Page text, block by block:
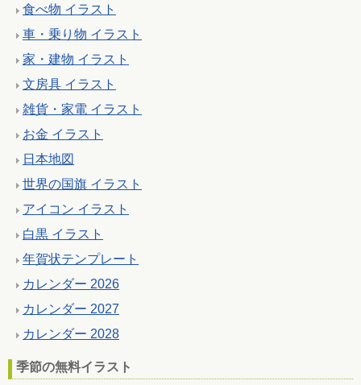
食べ物 イラスト
車・乗り物 イラスト
家・建物 イラスト
文房具 イラスト
雑貨・家電 イラスト
お金 イラスト
日本地図
世界の国旗 イラスト
アイコン イラスト
白黒 イラスト
年賀状テンプレート
カレンダー 2026
カレンダー 2027
カレンダー 2028
季節の無料イラスト